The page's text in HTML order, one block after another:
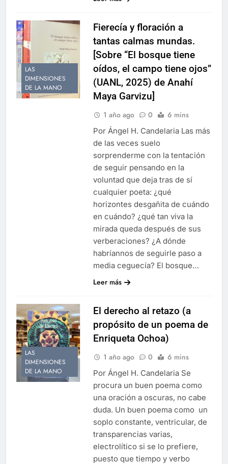
LAS
DIMENSIONES
DE LA MANO
Fierecía y floración a
tantas calmas mundas.
[Sobre “El bosque tiene
oídos, el campo tiene ojos”
(UANL, 2025) de Anahí
Maya Garvizu]
1 año ago 0 6 mins
Por Ángel H. Candelaria Las más
de las veces suelo
sorprenderme con la tentación
de seguir pensando en la
voluntad que deja tras de sí
cualquier poeta: ¿qué
horizontes desgañita de cuándo
en cuándo? ¿qué tan viva la
mirada queda después de sus
verberaciones? ¿A dónde
habríannos de seguirle paso a
media ceguecía? El bosque…
Leer más
LAS
DIMENSIONES
DE LA MANO
El derecho al retazo (a
propósito de un poema de
Enriqueta Ochoa)
1 año ago 0 6 mins
Por Ángel H. Candelaria Se
procura un buen poema como
una oración a oscuras, no cabe
duda. Un buen poema como un
soplo constante, ventricular, de
transparencias varias,
electrolítico si se lo prefiere,
puesto que tiempo y verbo